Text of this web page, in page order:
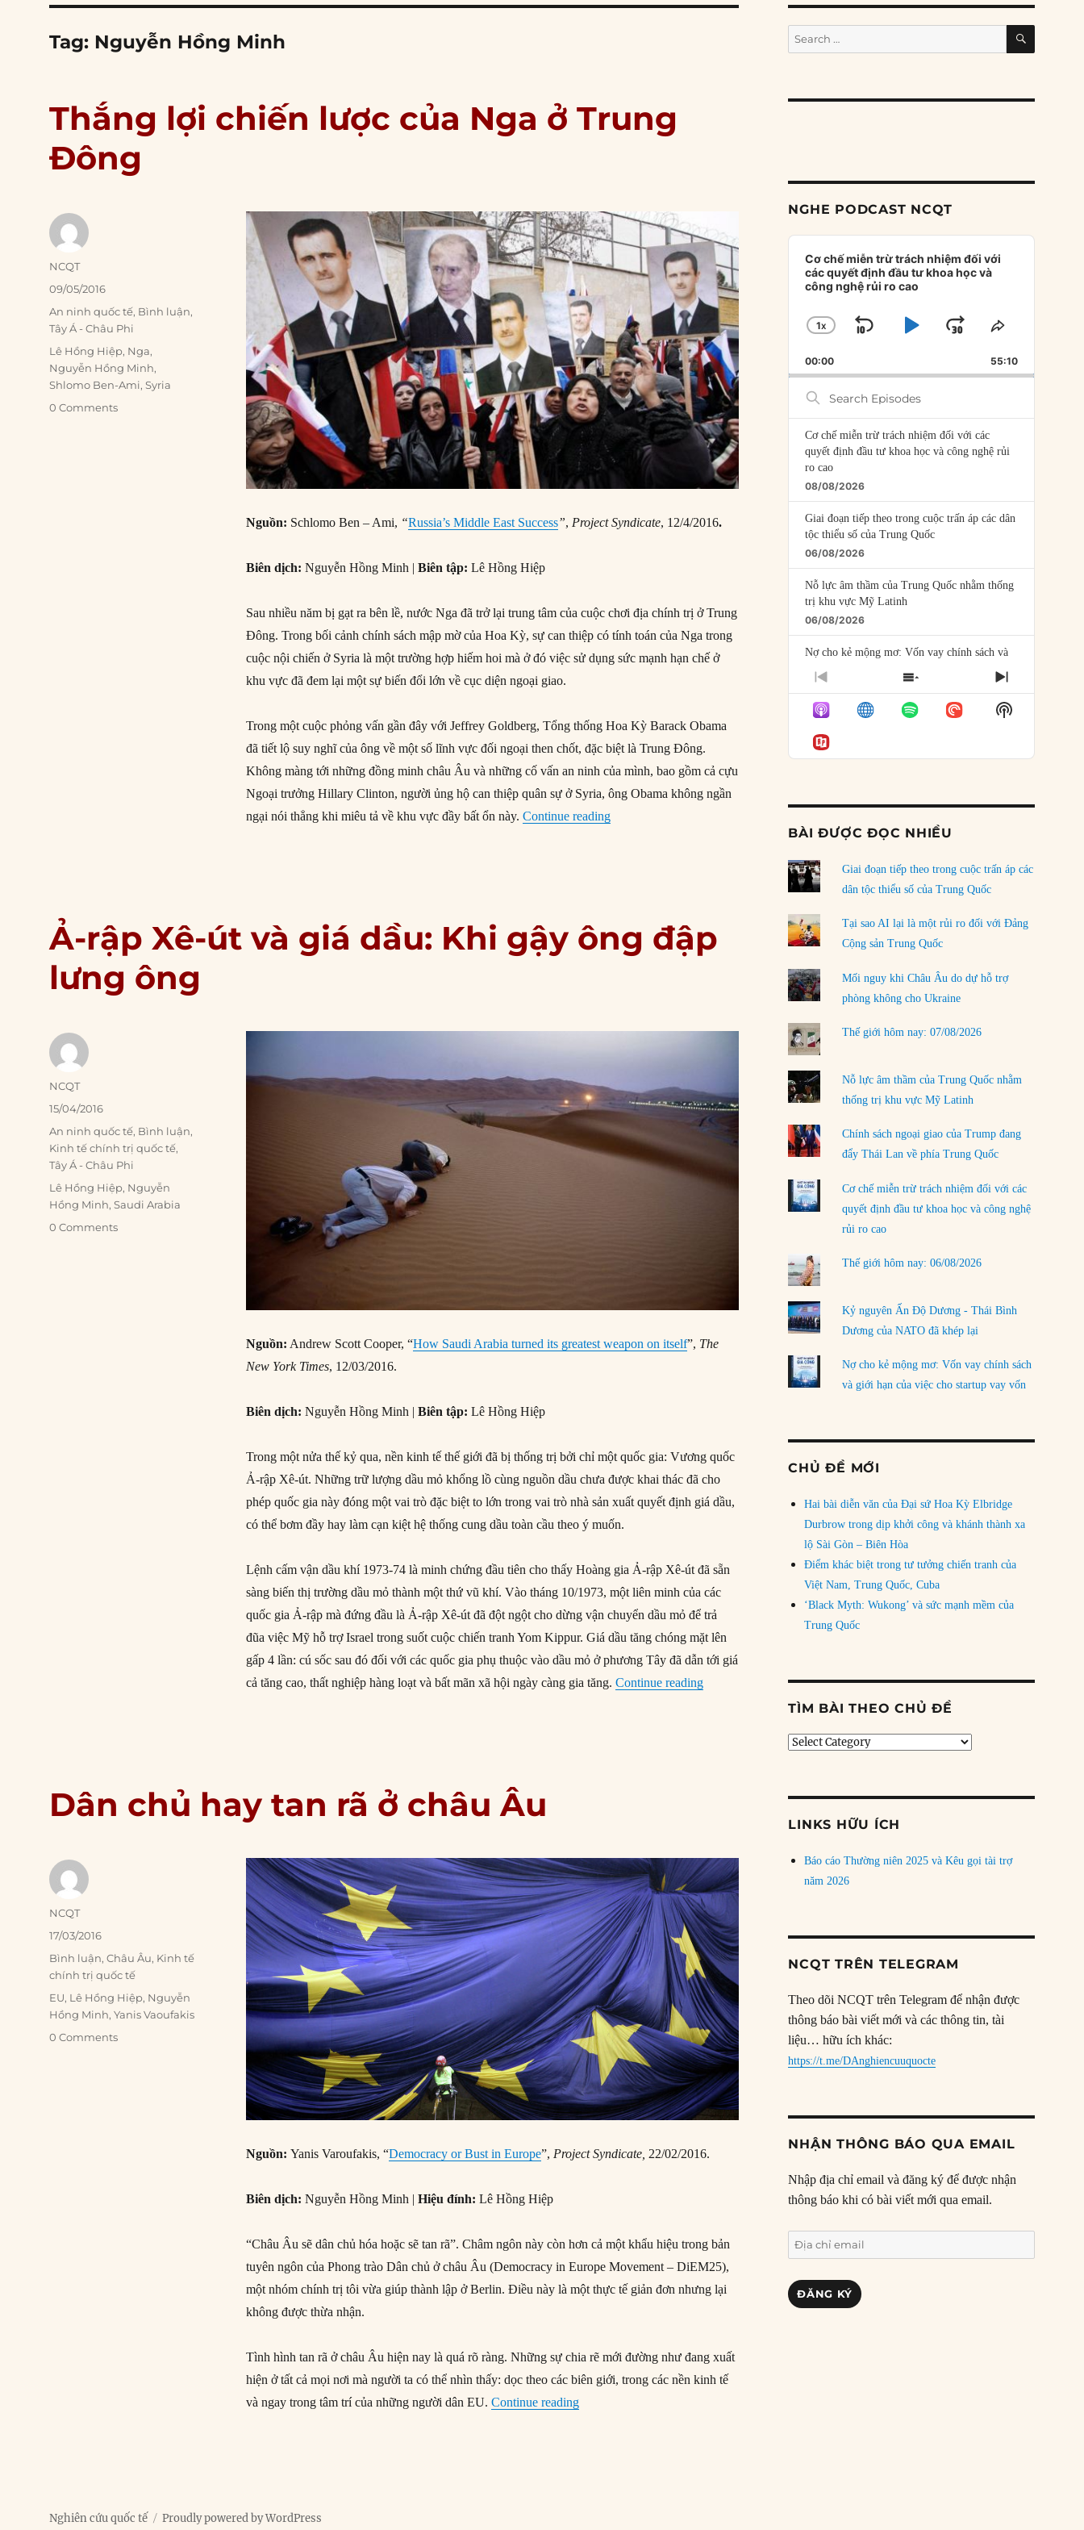
Tag: Nguyễn Hồng Minh
Thắng lợi chiến lược của Nga ở Trung
Đông
Nguồn: Schlomo Ben – Ami, “Russia’s Middle East Success”, Project Syndicate, 12/4/2016.
Biên dịch:Nguyễn Hồng Minh |Biên tập:Lê Hồng Hiệp
Sau nhiều năm bị gạt ra bên lề, nước Nga đã trở lại trung tâm của cuộc chơi địa chính trị ở Trung
Đông. Trong bối cảnh chính sách mập mờ của Hoa Kỳ, sự can thiệp có tính toán của Nga trong
cuộc nội chiến ở Syria là một trường hợp hiếm hoi mà ở đó việc sử dụng sức mạnh hạn chế ở
khu vực đã đem lại một sự biến đổi lớn về cục diện ngoại giao.
Trong một cuộc phỏng vấn gần đây với Jeffrey Goldberg, Tổng thống Hoa Kỳ Barack Obama
đã tiết lộ suy nghĩ của ông về một số lĩnh vực đối ngoại then chốt, đặc biệt là Trung Đông.
Không màng tới những đồng minh châu Âu và những cố vấn an ninh của mình, bao gồm cả cựu
Ngoại trưởng Hillary Clinton, người ủng hộ can thiệp quân sự ở Syria, ông Obama không ngần
ngại nói thẳng khi miêu tả về khu vực đầy bất ổn này.Continue reading“Thắng lợi chiến lược của Nga ở Trung Đông”
Author
NCQT
Posted
09/05/2016
Categories
An ninh quốc tế, Bình luận,
Tây Á - Châu Phi
Tags
Lê Hồng Hiệp, Nga,
Nguyễn Hồng Minh,
Shlomo Ben-Ami,Syria
0 Comments
Ả-rập Xê-út và giá dầu: Khi gậy ông đập
lưng ông
Nguồn: Andrew Scott Cooper, “How Saudi Arabia turned its greatest weapon on itself”, The
New York Times, 12/03/2016.
Biên dịch: Nguyễn Hồng Minh |Biên tập: Lê Hồng Hiệp
Trong một nửa thế kỷ qua, nền kinh tế thế giới đã bị thống trị bởi chỉ một quốc gia: Vương quốc
Ả-rập Xê-út. Những trữ lượng dầu mỏ khổng lồ cùng nguồn dầu chưa được khai thác đã cho
phép quốc gia này đóng một vai trò đặc biệt to lớn trong vai trò nhà sản xuất quyết định giá dầu,
có thể bơm đầy hay làm cạn kiệt hệ thống cung dầu toàn cầu theo ý muốn.
Lệnh cấm vận dầu khí 1973-74 là minh chứng đầu tiên cho thấy Hoàng gia Ả-rập Xê-út đã sẵn
sàng biến thị trường dầu mỏ thành một thứ vũ khí. Vào tháng 10/1973, một liên minh của các
quốc gia Ả-rập mà đứng đầu là Ả-rập Xê-út đã đột ngột cho dừng vận chuyển dầu mỏ để trả
đũa việc Mỹ hỗ trợ Israel trong suốt cuộc chiến tranh Yom Kippur. Giá dầu tăng chóng mặt lên
gấp 4 lần: cú sốc sau đó đối với các quốc gia phụ thuộc vào dầu mỏ ở phương Tây đã dẫn tới giá
cả tăng cao, thất nghiệp hàng loạt và bất mãn xã hội ngày càng gia tăng.Continue reading“Ả-rập Xê-út và giá dầu: Khi gậy ông đập lưng ông”
Author
NCQT
Posted
15/04/2016
Categories
An ninh quốc tế, Bình luận,
Kinh tế chính trị quốc tế,
Tây Á - Châu Phi
Tags
Lê Hồng Hiệp, Nguyễn
Hồng Minh,Saudi Arabia
0 Comments
Dân chủ hay tan rã ở châu Âu
Nguồn:Yanis Varoufakis, “Democracy or Bust in Europe”, Project Syndicate, 22/02/2016.
Biên dịch:Nguyễn Hồng Minh |Hiệu đính:Lê Hồng Hiệp
“Châu Âu sẽ dân chủ hóa hoặc sẽ tan rã”. Châm ngôn này còn hơn cả một khẩu hiệu trong bản
tuyên ngôn của Phong trào Dân chủ ở châu Âu (Democracy in Europe Movement – DiEM25),
một nhóm chính trị tôi vừa giúp thành lập ở Berlin. Điều này là một thực tế giản đơn nhưng lại
không được thừa nhận.
Tình hình tan rã ở châu Âu hiện nay là quá rõ ràng. Những sự chia rẽ mới đường như đang xuất
hiện ở tất cả mọi nơi mà người ta có thể nhìn thấy: dọc theo các biên giới, trong các nền kinh tế
và ngay trong tâm trí của những người dân EU.Continue reading“Dân chủ hay tan rã ở châu Âu”
Author
NCQT
Posted
on
17/03/2016
Categories
Bình luận,Châu Âu, Kinh tế
chính trị quốc tế
Tags
EU, Lê Hồng Hiệp, Nguyễn
Hồng Minh,Yanis Vaoufakis
0 Comments
Search
for:
SEARCH
NGHE PODCAST NCQT
Audio
Player
Cơ chế miễn trừ trách nhiệm đối với
các quyết định đầu tư khoa học và
công nghệ rủi ro cao
CHANGE
RATE
1X
SKIP
BACKWARD
PLAYJUMP
FORWARD
SHARE
EPISODE
00:00 55:10
Search
Episodes
Cơ chế miễn trừ trách nhiệm đối với các
quyết định đầu tư khoa học và công nghệ rủi
ro cao
08/08/2026
Giai đoạn tiếp theo trong cuộc trấn áp các dân
tộc thiểu số của Trung Quốc
06/08/2026
Nỗ lực âm thầm của Trung Quốc nhằm thống
trị khu vực Mỹ Latinh
06/08/2026
Nợ cho kẻ mộng mơ: Vốn vay chính sách và
giới hạn của việc cho startup vay vốn
Mỹ Latinh đang trở thành “phòng thí nghiệm”
của phe cánh hữu mới
04/08/2026
Ngoại trưởng Nhật Bản?
Dương
03/08/2026
Đặt cược vào thất bại: Các quỹ đầu tư mạo
hiểm quốc gia và khía cạnh chính trị của vốn
02/08/2026
Làm thế nào để kết thúc Chiến tranh Iran?
01/08/2026
Chiến lược kế tiếp của Bắc Kinh ở Biển Đông
31/07/2026
LOAD MORE
PREVIOUS
EPISODE
SHOW
EPISODES
LIST
NEXT
EPISODE
Show
Podcast
BÀI ĐƯỢC ĐỌC NHIỀU
Giai đoạn tiếp theo trong cuộc trấn áp các
dân tộc thiểu số của Trung Quốc
Tại sao AI lại là một rủi ro đối với Đảng
Cộng sản Trung Quốc
Mối nguy khi Châu Âu do dự hỗ trợ
phòng không cho Ukraine
Thế giới hôm nay: 07/08/2026
Nỗ lực âm thầm của Trung Quốc nhằm
thống trị khu vực Mỹ Latinh
Chính sách ngoại giao của Trump đang
đẩy Thái Lan về phía Trung Quốc
Cơ chế miễn trừ trách nhiệm đối với các
quyết định đầu tư khoa học và công nghệ
rủi ro cao
Thế giới hôm nay: 06/08/2026
Kỷ nguyên Ấn Độ Dương - Thái Bình
Dương của NATO đã khép lại
Nợ cho kẻ mộng mơ: Vốn vay chính sách
và giới hạn của việc cho startup vay vốn
CHỦ ĐỀ MỚI
Hai bài diễn văn của Đại sứ Hoa Kỳ Elbridge
Durbrow trong dịp khởi công và khánh thành xa
lộ Sài Gòn – Biên Hòa
Điểm khác biệt trong tư tưởng chiến tranh của
Việt Nam, Trung Quốc, Cuba
‘Black Myth: Wukong’ và sức mạnh mềm của
Trung Quốc
TÌM BÀI THEO CHỦ ĐỀ
Tìm
LINKS HỮU ÍCH
Báo cáo Thường niên 2025 và Kêu gọi tài trợ
năm 2026
NCQT TRÊN TELEGRAM
Theo dõi NCQT trên Telegram để nhận được
thông báo bài viết mới và các thông tin, tài
liệu… hữu ích khác:
https://t.me/DAnghiencuuquocte
NHẬN THÔNG BÁO QUA EMAIL
Nhập địa chỉ email và đăng ký để được nhận
thông báo khi có bài viết mới qua email.
Địa
chỉ
email
ĐĂNG KÝ
Nghiên cứu quốc tế Proudly powered by WordPress